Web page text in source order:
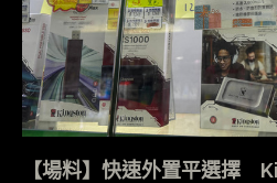
【場料】快速外置平選擇